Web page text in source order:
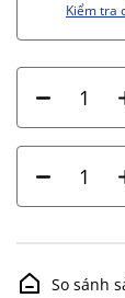
Kiểm tra
So sánh